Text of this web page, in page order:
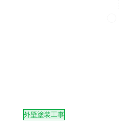
外壁塗装工事